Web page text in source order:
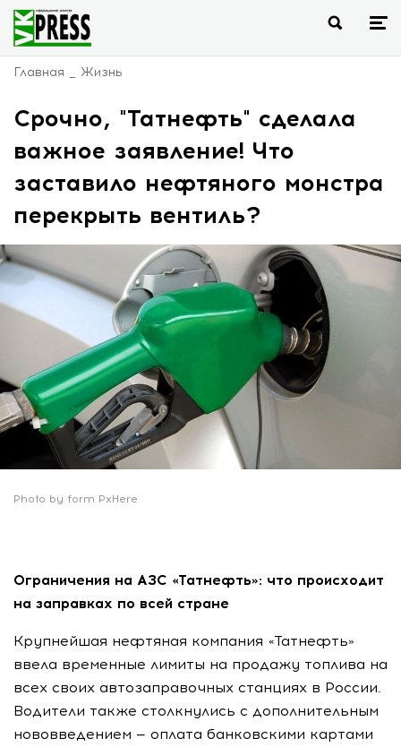
Главная Жизнь
Срочно, "Татнефть" сделала
важное заявление! Что
заставило нефтяного монстра
перекрыть вентиль?
Photo by form PxHere
Ограничения на АЗС «Татнефть»: что происходит
на заправках по всей стране
Крупнейшая нефтяная компания «Татнефть»
ввела временные лимиты на продажу топлива на
всех своих автозаправочных станциях в России.
Водители также столкнулись с дополнительным
нововведением — оплата банковскими картами